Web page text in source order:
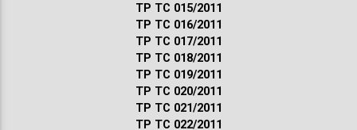
ТР ТС 015/2011
ТР ТС 016/2011
ТР ТС 017/2011
ТР ТС 018/2011
ТР ТС 019/2011
ТР ТС 020/2011
ТР ТС 021/2011
ТР ТС 022/2011